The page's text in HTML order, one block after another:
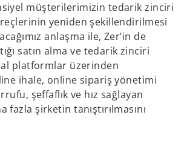
müşterilerimizin tedarik zinciri
yeniden şekillendirilmesi
anlaşma ile, Zer’in de
satın alma ve tedarik zinciri
platformlar üzerinden
ihale, online sipariş yönetimi
şeffaflık ve hız sağlayan
şirketin tanıştırılmasını